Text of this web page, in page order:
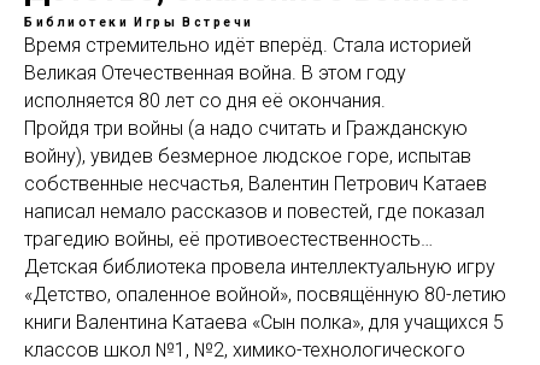
Библиотеки Игры Встречи
Время стремительно идёт вперёд. Стала историей
Великая Отечественная война. В этом году
исполняется 80 лет со дня её окончания.
Пройдя три войны (а надо считать и Гражданскую
войну), увидев безмерное людское горе, испытав
собственные несчастья, Валентин Петрович Катаев
написал немало рассказов и повестей, где показал
трагедию войны, её противоестественность…
Детская библиотека провела интеллектуальную игру
«Детство, опаленное войной», посвящённую 80-летию
книги Валентина Катаева «Сын полка», для учащихся 5
классов школ №1, №2, химико-технологического